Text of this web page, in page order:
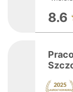
8.6